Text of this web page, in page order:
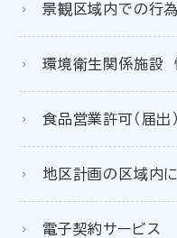
景観区域内での行
環境衛生関係施設
食品営業許可（届出
地区計画の区域内
電子契約サービス